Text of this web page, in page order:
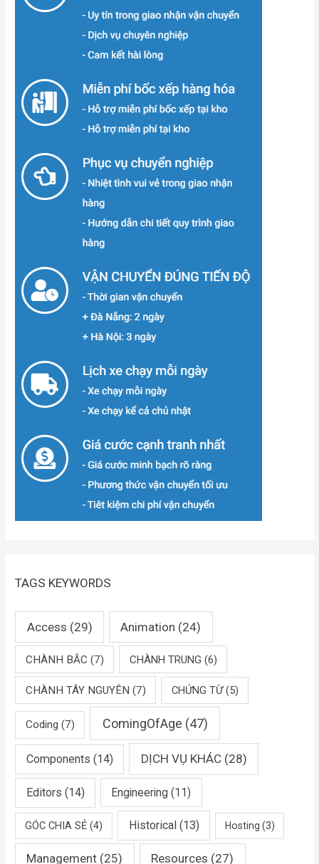
TAGS KEYWORDS
Access (29) Animation (24)
CHÀNH BẮC (7) CHÀNH TRUNG (6)
CHÀNH TÂY NGUYÊN (7) CHỨNG TỪ(5)
Coding (7) ComingOfAge (47)
Components (14) DỊCH VỤ KHÁC(28)
Editors (14) Engineering (11)
GÓC CHIA SẺ (4) Historical(13) Hosting (3)
Management (25) Resources (27)